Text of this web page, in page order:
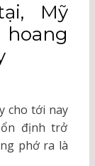
Mỹ
cho tới nay
định trở
phớ ra là